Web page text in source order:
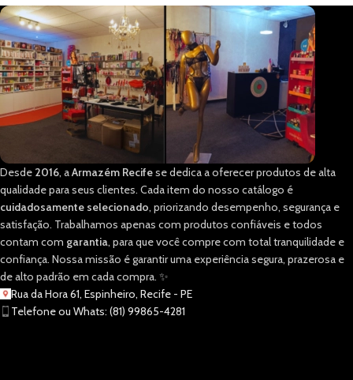
Desde 2016, aArmazém Recifese dedica a oferecer produtos de alta
qualidade para seus clientes. Cada item do nosso catálogo é
cuidadosamente selecionado, priorizando desempenho, segurança e
satisfação. Trabalhamos apenas com produtos confiáveis e todos
contam com garantia, para que você compre com total tranquilidade e
confiança. Nossa missão é garantir uma experiência segura, prazerosa e
de alto padrão em cada compra. ✨
Rua da Hora 61, Espinheiro, Recife - PE
Telefone ou Whats: (81) 99865-4281